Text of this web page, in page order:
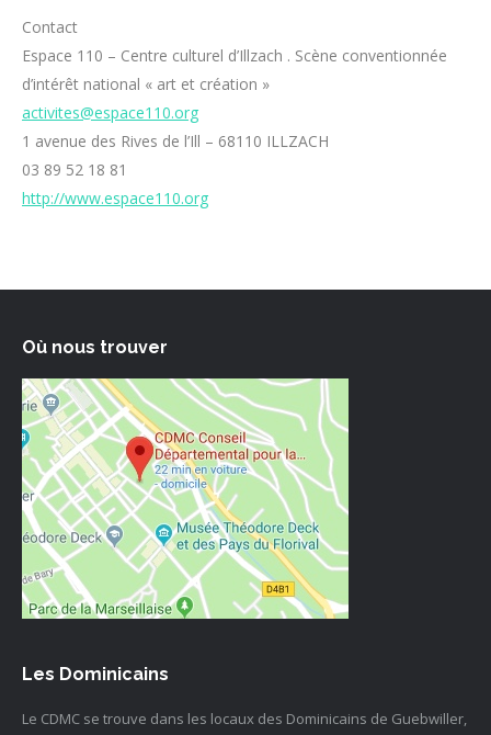
Contact
Espace 110 – Centre culturel d’Illzach . Scène conventionnée
d’intérêt national « art et création »
activites@espace110.org
1 avenue des Rives de l’Ill – 68110 ILLZACH
03 89 52 18 81
http://www.espace110.org
Où nous trouver
Les Dominicains
Le CDMC se trouve dans les locaux des Dominicains de Guebwiller,